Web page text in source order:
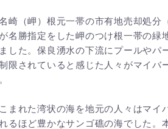
崎（岬）根元一帯の市有地売却処分
名勝指定をした岬のつけ根一帯の緑
した。保良湧水の下流にプールやパ
限されていると感じた人々がマイバ
まれた湾状の海を地元の人々はマイ
るほど豊かなサンゴ礁の海でした